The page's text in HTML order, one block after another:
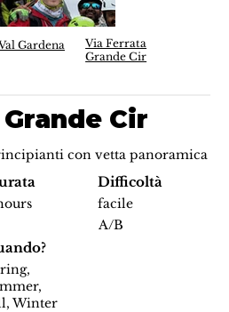
Gardena
Via Ferrata
Grande Cir
Cir
con vetta panoramica
Difficoltà
facile
A/B
Winter